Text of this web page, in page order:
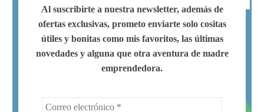
Al suscribirte a nuestra newsletter, además de
ofertas exclusivas, prometo enviarte solo cositas
útiles y bonitas como mis favoritos, las últimas
novedades y alguna que otra aventura de madre
emprendedora.